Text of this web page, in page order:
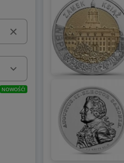
NOWOŚĆ!